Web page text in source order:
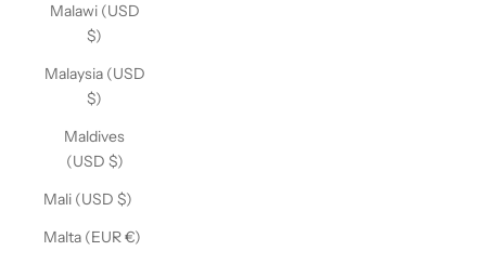
Malawi (USD
$)
Malaysia (USD
$)
Maldives
(USD $)
Mali (USD $)
Malta (EUR €)